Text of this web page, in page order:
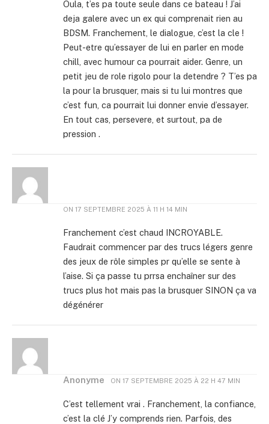
Oula, t’es pa toute seule dans ce bateau ! J’ai
deja galere avec un ex qui comprenait rien au
BDSM. Franchement, le dialogue, c’est la cle !
Peut-etre qu’essayer de lui en parler en mode
chill, avec humour ca pourrait aider. Genre, un
petit jeu de role rigolo pour la detendre ? T’es pa
la pour la brusquer, mais si tu lui montres que
c’est fun, ca pourrait lui donner envie d’essayer.
En tout cas, persevere, et surtout, pa de
pression .
ON 17 SEPTEMBRE 2025 À 11 H 14 MIN
Franchement c’est chaud INCROYABLE.
Faudrait commencer par des trucs légers genre
des jeux de rôle simples pr qu’elle se sente à
l’aise. Si ça passe tu prrsa enchaîner sur des
trucs plus hot mais pas la brusquer SINON ça va
dégénérer
Anonyme ON 17 SEPTEMBRE 2025 À 22 H 47 MIN
C’est tellement vrai . Franchement, la confiance,
c’est la clé J’y comprends rien. Parfois, des